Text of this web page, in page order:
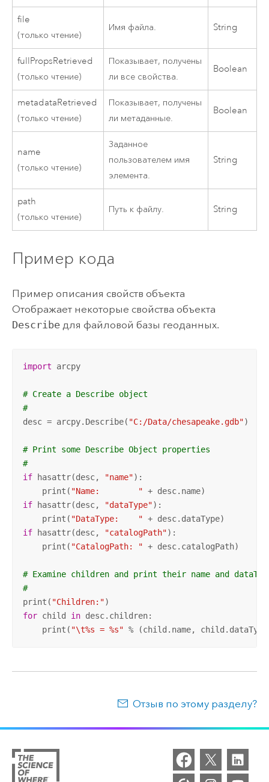
file
(только чтение)
Имя файла. String
fullPropsRetrieved
(только чтение)
Показывает, получены
ли все свойства.
Boolean
metadataRetrieved
(только чтение)
Показывает, получены
ли метаданные.
Boolean
name
(только чтение)
Заданное
пользователем имя
элемента.
String
path
(только чтение)
Путь к файлу. String
Пример кода
Пример описания свойств объекта
Отображает некоторые свойства объекта
Describeдля файловой базы геоданных.
import arcpy
# Create a Describe object
#
desc = arcpy.Describe( "C:/Data/chesapeake.gdb")
# Print some Describe Object properties
#
if hasattr(desc, "name"):
    print(
"Name:        "
if hasattr(desc, "dataType"):
    print(
"DataType:    "
if hasattr(desc, "catalogPath"):
    print(
"CatalogPath: " + desc.catalogPath)
# Examine children and print their name and
#
print( "Children:"
for child in desc.children:
    print(
"\t%s = %s" % (child.name,
Отзыв по этому разделу?